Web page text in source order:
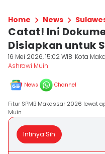
Home News
Catat! Ini
Disiapkan untuk
16 Mei 2026, 15:02 WIB Kota
Ashrawi Muin
News Channel
Fitur SPMB Makassar 2026 lewat
Muin
Intinya Sih